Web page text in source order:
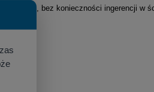
miejscu, bez konieczności ingerencji w